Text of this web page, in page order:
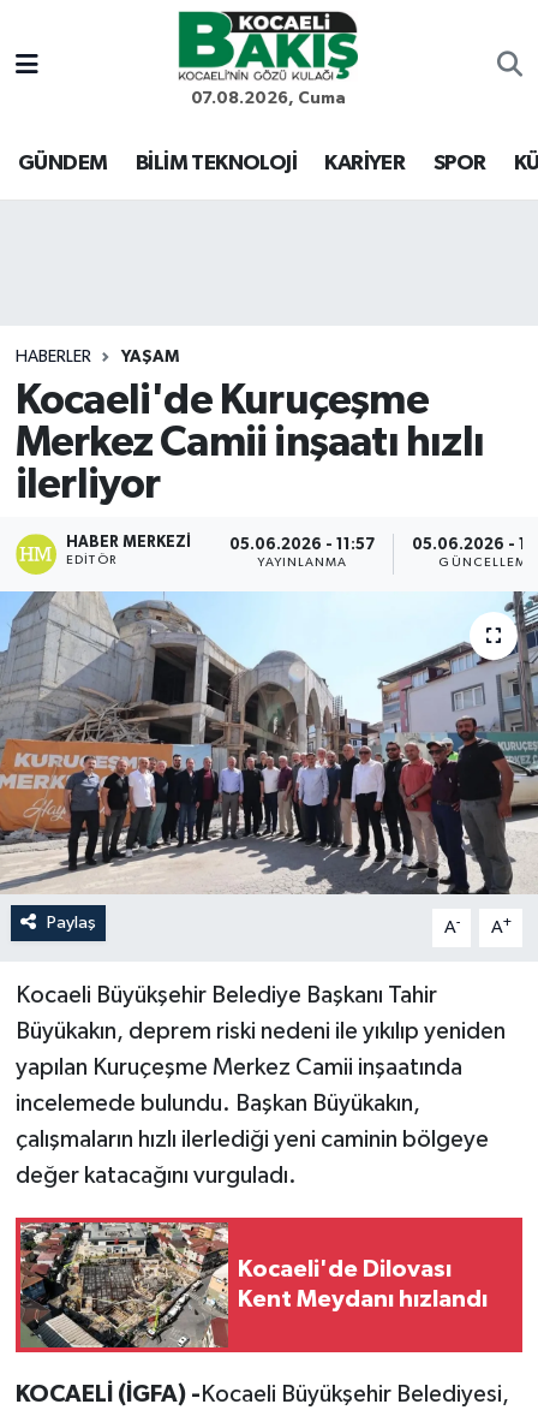
07.08.2026, Cuma
GÜNDEM BİLİM TEKNOLOJİ KARİYER SPOR
HABERLER YAŞAM
Kocaeli'de Kuruçeşme
Merkez Camii inşaatı hızlı
ilerliyor
HABER MERKEZI
EDITÖR
05.06.2026 - 11:57
YAYINLANMA
05.06.2026 -
GÜNCELLEME
Paylaş A- A+
Kocaeli Büyükşehir Belediye Başkanı Tahir
Büyükakın, deprem riski nedeni ile yıkılıp yeniden
yapılan Kuruçeşme Merkez Camii inşaatında
incelemede bulundu. Başkan Büyükakın,
çalışmaların hızlı ilerlediği yeni caminin bölgeye
değer katacağını vurguladı.
Kocaeli'de Dilovası
Kent Meydanı hızlandı
KOCAELİ (İGFA) - Kocaeli Büyükşehir Belediyesi,
Kocaeli Nöbetçi Eczaneler
Kocaeli Hava Durumu
Son Dakika Haberleri
Haber Arşivi